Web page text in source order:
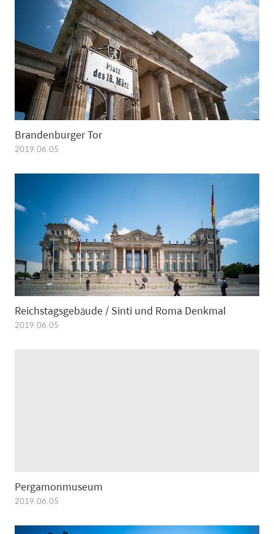
Brandenburger Tor
2019.06.05
Reichstagsgebäude / Sinti und Roma Denkmal
2019.06.05
Pergamonmuseum
2019.06.05